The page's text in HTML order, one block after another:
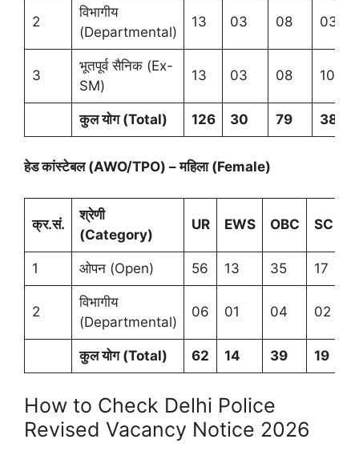
2
विभागीय
(Departmental)
13 03 08 03
3
भूतपूर्व सैनिक (Ex-
SM)
13 03 08 10
कुल योग (Total) 126 30 79 38
हेड कांस्टेबल (AWO/TPO) – महिला (Female)
क्र.सं.
श्रेणी
(Category)
UR EWS OBC SC
1 ओपन (Open) 56 13 35 17
2
विभागीय
(Departmental)
06 01 04 02
कुल योग (Total) 62 14 39 19
How to Check Delhi Police
Revised Vacancy Notice 2026